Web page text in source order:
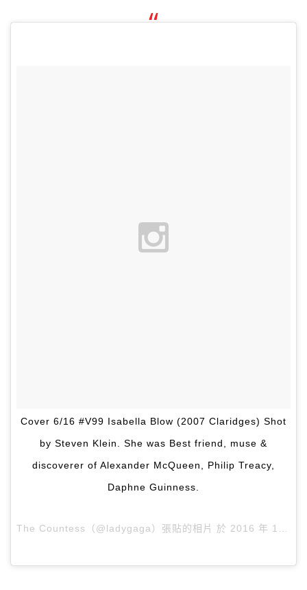
Cover 6/16 #V99 Isabella Blow (2007 Claridges) Shot
by Steven Klein. She was Best friend, muse &
discoverer of Alexander McQueen, Philip Treacy,
Daphne Guinness.
The Countess（@ladygaga）張貼的相片 於 2016 年 1月 月 5 1:58下午 PST